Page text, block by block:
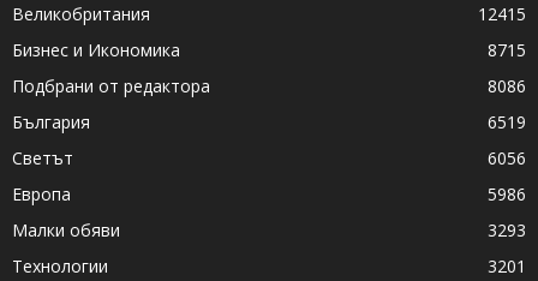
Великобритания
12415
Бизнес и Икономика
8715
Подбрани от редактора
8086
България
6519
Светът
6056
Европа
5986
Малки обяви
3293
Технологии
3201